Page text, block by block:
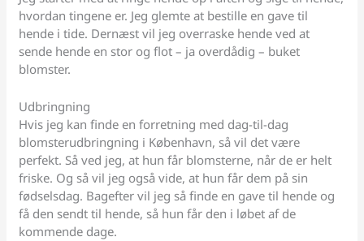
hvordan tingene er. Jeg glemte at bestille en gave til
hende i tide. Dernæst vil jeg overraske hende ved at
sende hende en stor og flot – ja overdådig – buket
blomster.
Udbringning
Hvis jeg kan finde en forretning med dag-til-dag
blomsterudbringning i København, så vil det være
perfekt. Så ved jeg, at hun får blomsterne, når de er helt
friske. Og så vil jeg også vide, at hun får dem på sin
fødselsdag. Bagefter vil jeg så finde en gave til hende og
få den sendt til hende, så hun får den i løbet af de
kommende dage.